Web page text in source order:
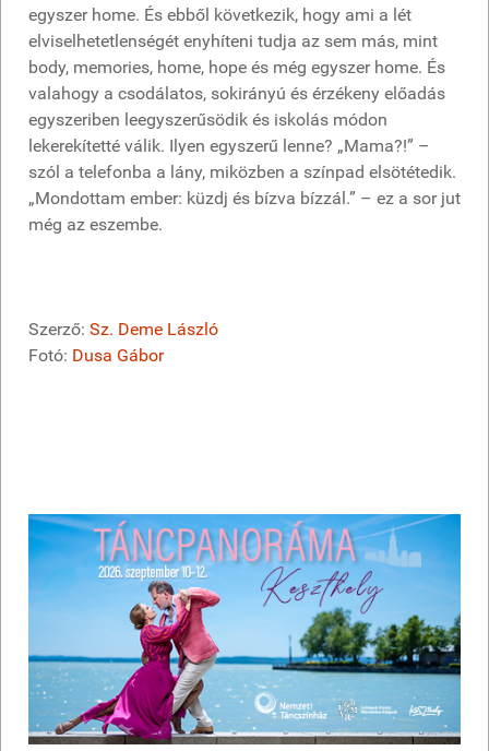
egyszer home. És ebből következik, hogy ami a lét
elviselhetetlenségét enyhíteni tudja az sem más, mint
body, memories, home, hope és még egyszer home. És
valahogy a csodálatos, sokirányú és érzékeny előadás
egyszeriben leegyszerűsödik és iskolás módon
lekerekítetté válik. Ilyen egyszerű lenne? „Mama?!” –
szól a telefonba a lány, miközben a színpad elsötétedik.
„Mondottam ember: küzdj és bízva bízzál.” – ez a sor jut
még az eszembe.
Szerző: Sz. Deme László
Fotó: Dusa Gábor